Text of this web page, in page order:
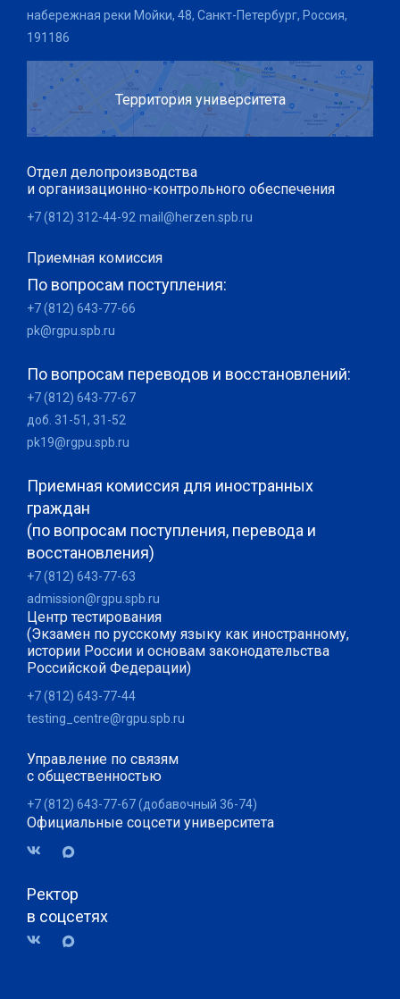
набережная реки Мойки, 48, Санкт-Петербург, Россия,
191186
Территория университета
Отдел делопроизводства
и организационно-контрольного обеспечения
+7 (812) 312-44-92 mail@herzen.spb.ru
Приемная комиссия
По вопросам поступления:
+7 (812) 643-77-66
pk@rgpu.spb.ru
По вопросам переводов и восстановлений:
+7 (812) 643-77-67
доб. 31-51, 31-52
pk19@rgpu.spb.ru
Приемная комиссия для иностранных
граждан
(по вопросам поступления, перевода и
восстановления)
+7 (812) 643-77-63
admission@rgpu.spb.ru
Центр тестирования
(Экзамен по русскому языку как иностранному,
истории России и основам законодательства
Российской Федерации)
+7 (812) 643-77-44
testing_centre@rgpu.spb.ru
Управление по связям
с общественностью
+7 (812) 643-77-67 (добавочный 36-74)
Официальные соцсети университета
Ректор
в соцсетях